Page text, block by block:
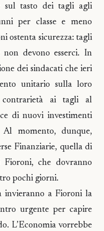
sul tasto dei tagli agli
per classe e meno
ostenta sicurezza: tagli
devono esserci. In
dei sindacati che ieri
unitario sulla loro
contrarietà ai tagli al
di nuovi investimenti
Al momento, dunque,
Finanziarie, quella di
Fioroni, che dovranno
pochi giorni.
invieranno a Fioroni la
urgente per capire
L’Economia vorrebbe